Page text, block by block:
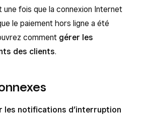
une fois que la connexion Internet
le paiement hors ligne a été
comment gérer les
des clients.
les notifications d’interruption